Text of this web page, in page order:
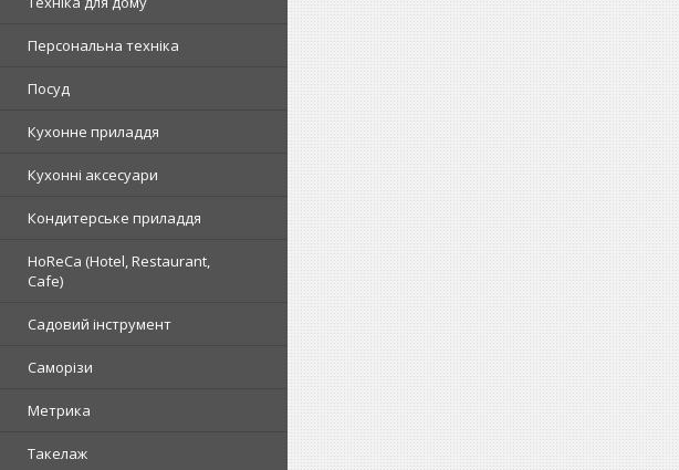
Персональна техніка
Посуд
Кухонне приладдя
Кухонні аксесуари
Кондитерське приладдя
HoReCa (Hotel, Restaurant,
Cafe)
Садовий інструмент
Саморізи
Метрика
Такелаж